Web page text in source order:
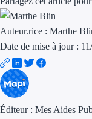
Auteur.rice : Marthe
Date de mise à jour :
Éditeur : Mes Aides